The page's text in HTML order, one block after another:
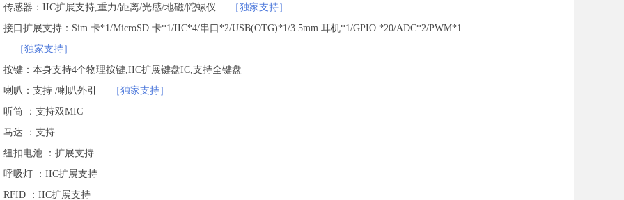
传感器：IIC扩展支持,重力/距离/光感/地磁/陀螺仪
［独家支持］
接口扩展支持：Sim 卡*1/MicroSD 卡*1/IIC*4/串口*2/USB(OTG)*1/3.5mm 耳机*1/GPIO *20/ADC*2/PWM*1
［独家支持］
按键：本身支持4个物理按键,IIC扩展键盘IC,支持全键盘
喇叭：支持 /喇叭外引
［独家支持］
听筒 ：支持双MIC
马达 ：支持
纽扣电池 ：扩展支持
呼吸灯 ：IIC扩展支持
RFID ：IIC扩展支持